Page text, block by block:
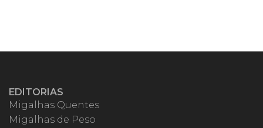
EDITORIAS
Migalhas Quentes
Migalhas de Peso